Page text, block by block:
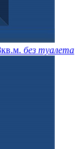
без туалета